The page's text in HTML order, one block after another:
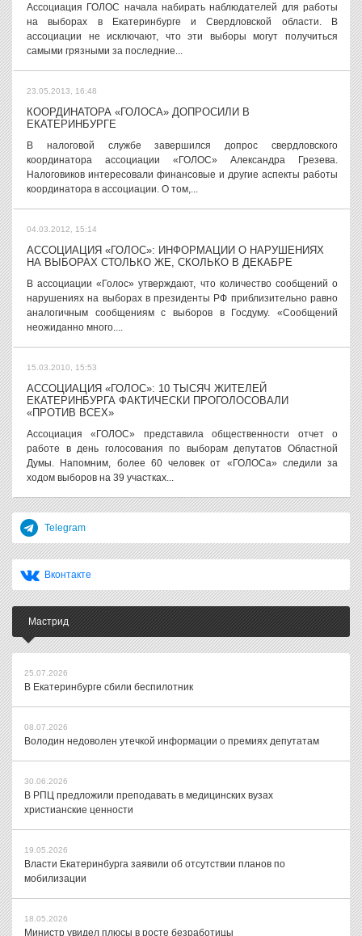
Ассоциация ГОЛОС начала набирать наблюдателей для работы
на выборах в Екатеринбурге и Свердловской области. В
ассоциации не исключают, что эти выборы могут получиться
самыми грязными за последние...
23.05.2013, 16:48
КООРДИНАТОРА «ГОЛОСА» ДОПРОСИЛИ В
ЕКАТЕРИНБУРГЕ
В налоговой службе завершился допрос свердловского
координатора ассоциации «ГОЛОС» Александра Грезева.
Налоговиков интересовали финансовые и другие аспекты работы
координатора в ассоциации. О том,...
04.03.2012, 15:14
АССОЦИАЦИЯ «ГОЛОС»: ИНФОРМАЦИИ О НАРУШЕНИЯХ
НА ВЫБОРАХ СТОЛЬКО ЖЕ, СКОЛЬКО В ДЕКАБРЕ
В ассоциации «Голос» утверждают, что количество сообщений о
нарушениях на выборах в президенты РФ приблизительно равно
аналогичным сообщениям с выборов в Госдуму. «Сообщений
неожиданно много....
15.03.2010, 15:53
АССОЦИАЦИЯ «ГОЛОС»: 10 ТЫСЯЧ ЖИТЕЛЕЙ
ЕКАТЕРИНБУРГА ФАКТИЧЕСКИ ПРОГОЛОСОВАЛИ
«ПРОТИВ ВСЕХ»
Ассоциация «ГОЛОС» представила общественности отчет о
работе в день голосования по выборам депутатов Областной
Думы. Напомним, более 60 человек от «ГОЛОСа» следили за
ходом выборов на 39 участках...
Telegram
Вконтакте
Мастрид
25.07.2026
В Екатеринбурге сбили беспилотник
08.07.2026
Володин недоволен утечкой информации о премиях депутатам
30.06.2026
В РПЦ предложили преподавать в медицинских вузах
христианские ценности
19.05.2026
Власти Екатеринбурга заявили об отсутствии планов по
мобилизации
18.05.2026
Министр увидел плюсы в росте безработицы